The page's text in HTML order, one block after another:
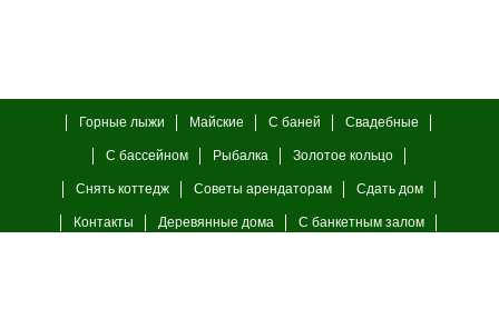
Горные лыжи Майские С баней Свадебные
С бассейном Рыбалка Золотое кольцо
Снять коттедж Советы арендаторам Сдать дом
Контакты Деревянные дома С банкетным залом